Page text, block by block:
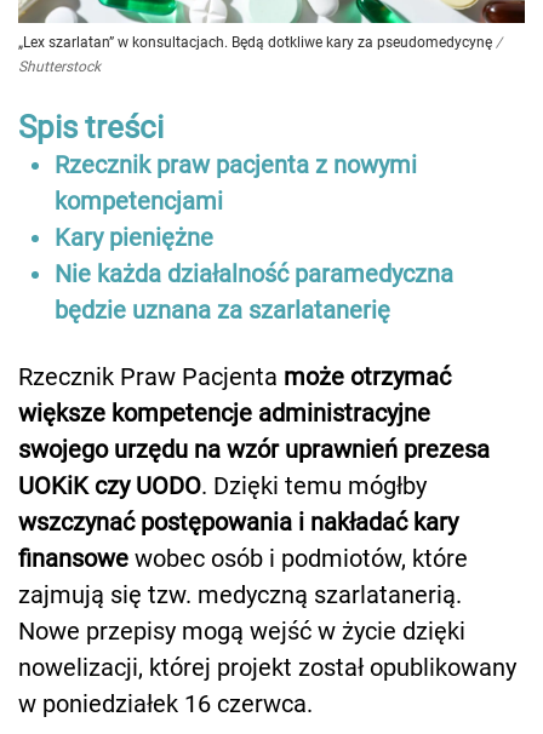
„Lex szarlatan” w konsultacjach. Będą dotkliwe kary za pseudomedycynę /
Shutterstock
Spis treści
Rzecznik praw pacjenta z nowymi
kompetencjami
Kary pieniężne
Nie każda działalność paramedyczna
będzie uznana za szarlatanerię
Rzecznik Praw Pacjenta może otrzymać
większe kompetencje administracyjne
swojego urzędu na wzór uprawnień prezesa
UOKiK czy UODO. Dzięki temu mógłby
wszczynać postępowania i nakładać kary
finansowe wobec osób i podmiotów, które
zajmują się tzw. medyczną szarlatanerią.
Nowe przepisy mogą wejść w życie dzięki
nowelizacji, której projekt został opublikowany
w poniedziałek 16 czerwca.